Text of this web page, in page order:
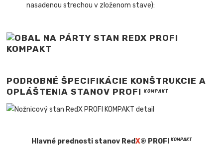
nasadenou strechou v zloženom stave):
PODROBNÉ ŠPECIFIKÁCIE KONŠTRUKCIE A
OPLÁŠTENIA STANOV PROFIKOMPAKT
Hlavné prednosti stanov RedX® PROFI KOMPAKT